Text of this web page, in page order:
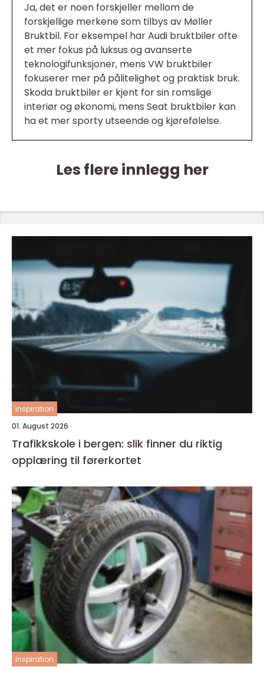
Ja, det er noen forskjeller mellom de
forskjellige merkene som tilbys av Møller
Bruktbil. For eksempel har Audi bruktbiler ofte
et mer fokus på luksus og avanserte
teknologifunksjoner, mens VW bruktbiler
fokuserer mer på pålitelighet og praktisk bruk.
Skoda bruktbiler er kjent for sin romslige
interiør og økonomi, mens Seat bruktbiler kan
ha et mer sporty utseende og kjørefølelse.
Les flere innlegg her
inspiration
01. August 2026
Trafikkskole i bergen: slik finner du riktig
opplæring til førerkortet
inspiration